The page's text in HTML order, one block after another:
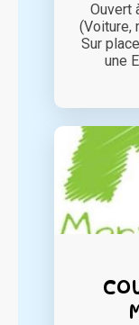
Ouvert
(Voiture,
Sur
une